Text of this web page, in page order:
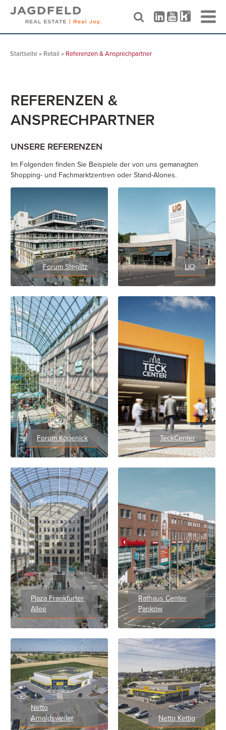
Skip
content
Startseite» Retail » Referenzen & Ansprechpartner
REFERENZEN &
ANSPRECHPARTNER
UNSERE REFERENZEN
Im Folgenden finden Sie Beispiele der von uns gemanagten
Shopping- und Fachmarktzentren oder Stand-Alones.
Forum Steglitz LIO
Forum Köpenick TeckCenter
Plaza Frankfurter
Allee
Rathaus Center
Pankow
Netto
Arnoldsweiler
Netto Kettig